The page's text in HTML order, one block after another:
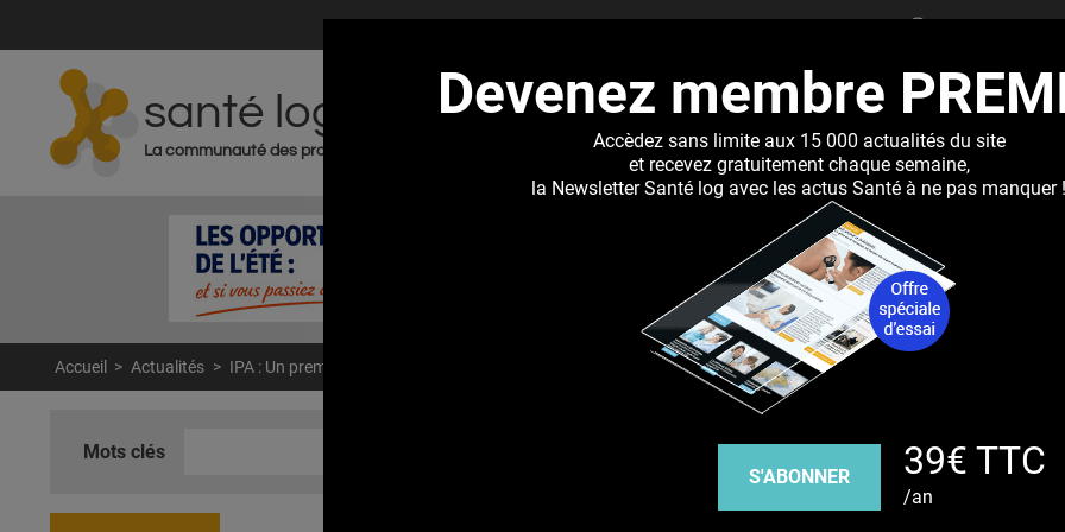
Jump to navigation
RECHERCHER
santé log
La communauté des professionnels de santé
Accueil > Actualités > IPA : Un premier bilan français
Mots clés Youbute
Devenez membre
Accèdez sans limite aux 15 000 actualités du site
et recevez gratuitement chaque semaine,
la Newsletter Santé log avec les actus Santé à ne pas manquer !
S'ABONNER 39€ TTC
/an